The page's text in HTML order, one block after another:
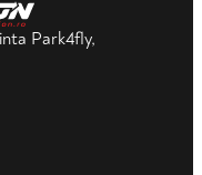
Park4fly,